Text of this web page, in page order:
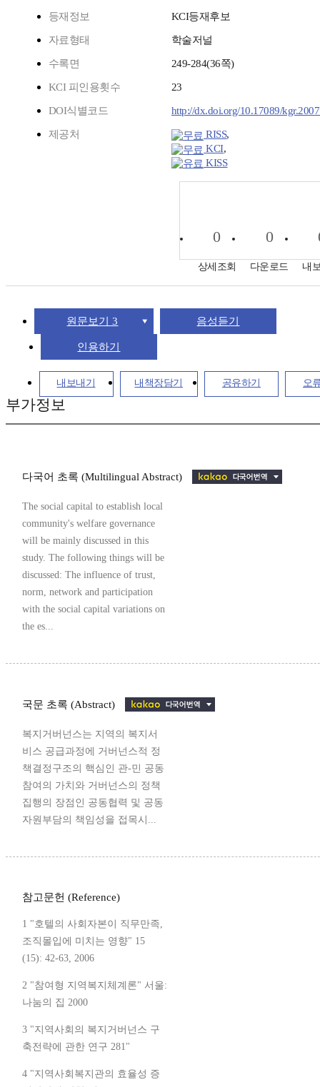
등재정보 KCI등재후보
자료형태 학술저널
수록면 249-284(36쪽)
KCI 피인용횟수 23
DOI식별코드 http://dx.doi.org/10.17089/
제공처 RISS,
KCI,
KISS
0
상세조회
0
다운로드 내
원문보기 3 음성듣기
인용하기
내보내기 내책장담기 공유하기 오
부가정보
다국어 초록 (Multilingual Abstract)
The social capital to establish local
community's welfare governance
will be mainly discussed in this
study. The following things will be
discussed: The influence of trust,
norm, network and participation
with the social capital variations on
the es...
국문 초록 (Abstract)
복지거버넌스는 지역의 복지서
비스 공급과정에 거버넌스적 정
책결정구조의 핵심인 관-민 공동
참여의 가치와 거버넌스의 정책
집행의 장점인 공동협력 및 공동
자원부담의 책임성을 접목시...
참고문헌 (Reference)
1 "호텔의 사회자본이 직무만족,
조직몰입에 미치는 영향" 15
(15): 42-63, 2006
2 "참여형 지역복지체계론" 서울:
나눔의 집 2000
3 "지역사회의 복지거버넌스 구
축전략에 관한 연구 281"
4 "지역사회복지관의 효율성 증